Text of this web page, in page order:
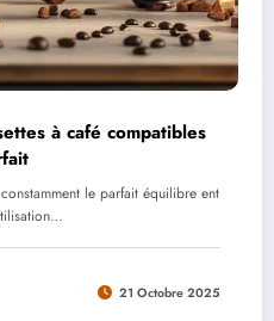
à café compatibles
le parfait équilibre ent
21 Octobre 2025